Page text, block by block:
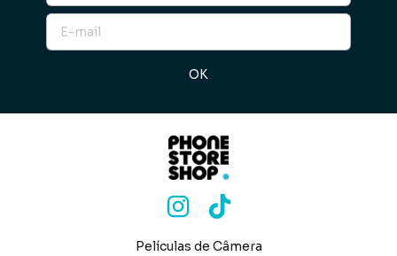
Películas de Câmera